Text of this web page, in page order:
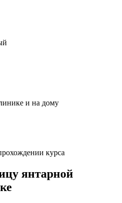
и на дому
курса
янтарной